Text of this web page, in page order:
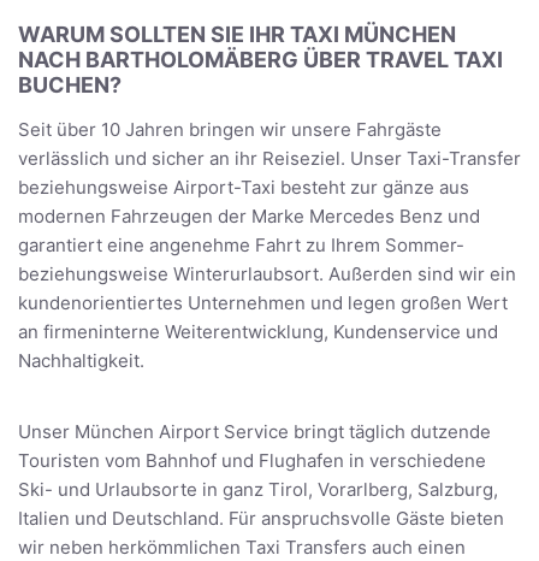
WARUM SOLLTEN SIE IHR TAXI MÜNCHEN
NACH BARTHOLOMÄBERG ÜBER TRAVEL TAXI
BUCHEN?
Seit über 10 Jahren bringen wir unsere Fahrgäste
verlässlich und sicher an ihr Reiseziel. Unser Taxi-Transfer
beziehungsweise Airport-Taxi besteht zur gänze aus
modernen Fahrzeugen der Marke Mercedes Benz und
garantiert eine angenehme Fahrt zu Ihrem Sommer-
beziehungsweise Winterurlaubsort. Außerden sind wir ein
kundenorientiertes Unternehmen und legen großen Wert
an firmeninterne Weiterentwicklung, Kundenservice und
Nachhaltigkeit.
Unser München Airport Service bringt täglich dutzende
Touristen vom Bahnhof und Flughafen in verschiedene
Ski- und Urlaubsorte in ganz Tirol, Vorarlberg, Salzburg,
Italien und Deutschland. Für anspruchsvolle Gäste bieten
wir neben herkömmlichen Taxi Transfers auch einen